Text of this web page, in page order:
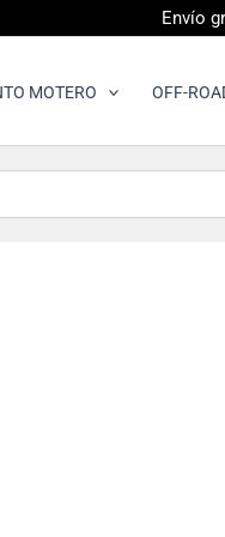
Envío
MOTERO OFF-